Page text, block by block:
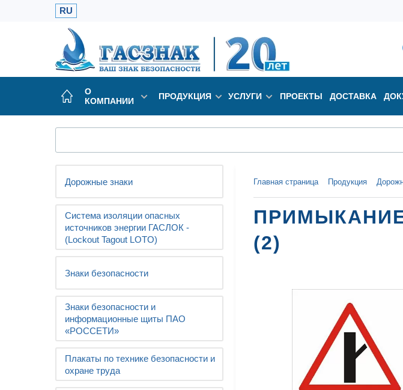
RU
О
КОМПАНИИ
ПРОДУКЦИЯ УСЛУГИ ПРОЕКТЫ ДОСТАВКА
Дорожные знаки
Система изоляции опасных
источников энергии ГАСЛОК -
(Lockout Tagout LOTO)
Знаки безопасности
Знаки безопасности и
информационные щиты ПАО
«РОССЕТИ»
Плакаты по технике безопасности и
охране труда
Главная страница Продукция
(2)